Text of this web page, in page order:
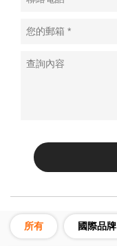
所有 國際品牌